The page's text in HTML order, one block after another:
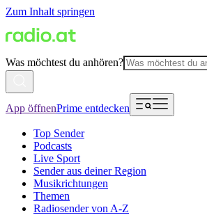
Zum Inhalt springen
Was möchtest du anhören?
App öffnenPrime entdecken
Top Sender
Podcasts
Live Sport
Sender aus deiner Region
Musikrichtungen
Themen
Radiosender von A-Z